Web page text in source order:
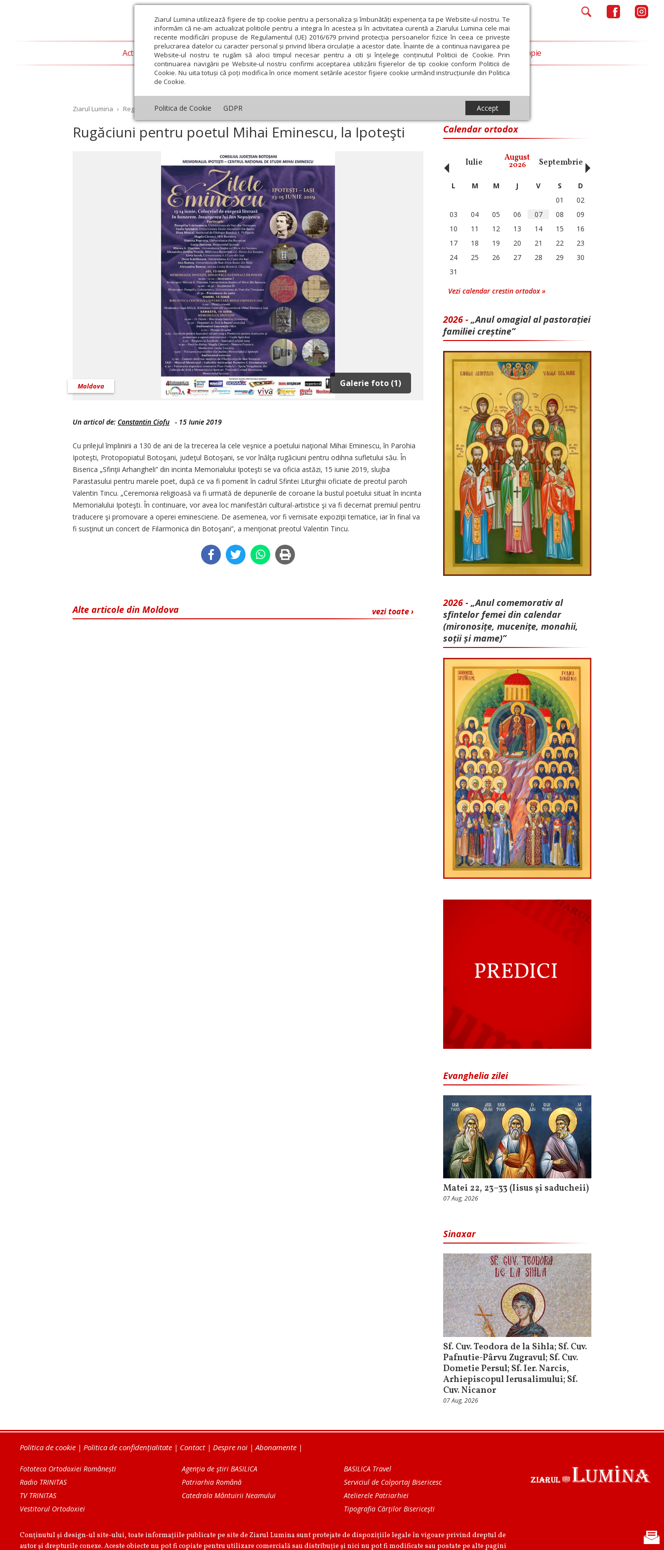
Ziarul Lumina utilizează fişiere de tip cookie pentru a personaliza și îmbunătăți experiența ta pe Website-ul nostru. Te
informăm că ne-am actualizat politicile pentru a integra în acestea și în activitatea curentă a Ziarului Lumina cele mai
recente modificări propuse de Regulamentul (UE) 2016/679 privind protecția persoanelor fizice în ceea ce privește
prelucrarea datelor cu caracter personal și privind libera circulație a acestor date. Înainte de a continua navigarea pe
Website-ul nostru te rugăm să aloci timpul necesar pentru a citi și înțelege conținutul Politicii de Cookie. Prin
continuarea navigării pe Website-ul nostru confirmi acceptarea utilizării fişierelor de tip cookie conform Politicii de
Cookie. Nu uita totuși că poți modifica în orice moment setările acestor fişiere cookie urmând instrucțiunile din Politica
de Cookie.
Politica de Cookie GDPR Accept
Actualitate religioasă Teologie și spiritualitate Educaţie și Cultură Societate Opinii Filantropie
Ziarul Lumina › Regionale › Moldova › Rugăciuni pentru poetul Mihai Eminescu, la Ipoteşti
Rugăciuni pentru poetul Mihai Eminescu, la Ipoteşti
Galerie foto (1)
Moldova
Un articol de: Constantin Ciofu - 15 Iunie 2019
Cu prilejul împlinirii a 130 de ani de la trecerea la cele veşnice a poetului naţional Mihai Eminescu, în Parohia
Ipoteşti, Protopopiatul Botoşani, judeţul Botoşani, se vor înălţa rugăciuni pentru odihna sufletului său. În
Biserica „Sfinţii Arhangheli” din incinta Memorialului Ipoteşti se va oficia astăzi, 15 iunie 2019, slujba
Parastasului pentru marele poet, după ce va fi pomenit în cadrul Sfintei Liturghii oficiate de preotul paroh
Valentin Tincu. „Ceremonia religioasă va fi urmată de depunerile de coroane la bustul poetului situat în incinta
Memorialului Ipoteşti. În continuare, vor avea loc manifestări cultural-artistice şi va fi decernat premiul pentru
traducere şi promovare a operei eminesciene. De asemenea, vor fi vernisate expoziţii tematice, iar în final va
fi susţinut un concert de Filarmonica din Botoşani”, a menţionat preotul Valentin Tincu.
vezi toate ›
Alte articole din Moldova
Calendar ortodox
Decembrie Ianuarie Februarie Martie Aprilie Iulie August
2026 Septembrie Octombrie
‹ L M M J V S
D
01
02
03
04 05 06 07 08
09
10
11 12 13 14 15
16
17
18 19 20 21 22
23
24
25 26 27 28 29
30
31
Vezi calendar crestin ortodox »
2026 - „Anul omagial al pastorației
familiei creștine”
2026 - „Anul comemorativ al
sfintelor femei din calendar
(mironosițe, mu­cenițe, monahii,
soții și mame)”
Evanghelia zilei
Matei 22, 23–33 (Iisus și saducheii)
07 Aug, 2026
Sinaxar
Sf. Cuv. Teodora de la Sihla; Sf. Cuv.
Pafnutie-Pârvu Zugravul; Sf. Cuv.
Dometie Persul; Sf. Ier. Narcis,
Arhiepiscopul Ierusalimului; Sf.
Cuv. Nicanor
07 Aug, 2026
Politica de cookie | Politica de confidențialitate | Contact| Despre noi |Abonamente |
Fototeca Ortodoxiei Românești
Radio TRINITAS
TV TRINITAS
Vestitorul Ortodoxiei
Agenţia de ştiri BASILICA
Patriarhia Română
Catedrala Mântuirii Neamului
BASILICA Travel
Serviciul de Colportaj Bisericesc
Atelierele Patriarhiei
Tipografia Cărţilor Bisericeşti
Conținutul și design-ul site-ului, toate informaţiile publicate pe site de Ziarul Lumina sunt protejate de dispoziţiile legale în vigoare privind dreptul de
autor şi drepturile conexe. Aceste obiecte nu pot fi copiate pentru utilizare comercială sau distribuţie şi nici nu pot fi modificate sau postate pe alte pagini